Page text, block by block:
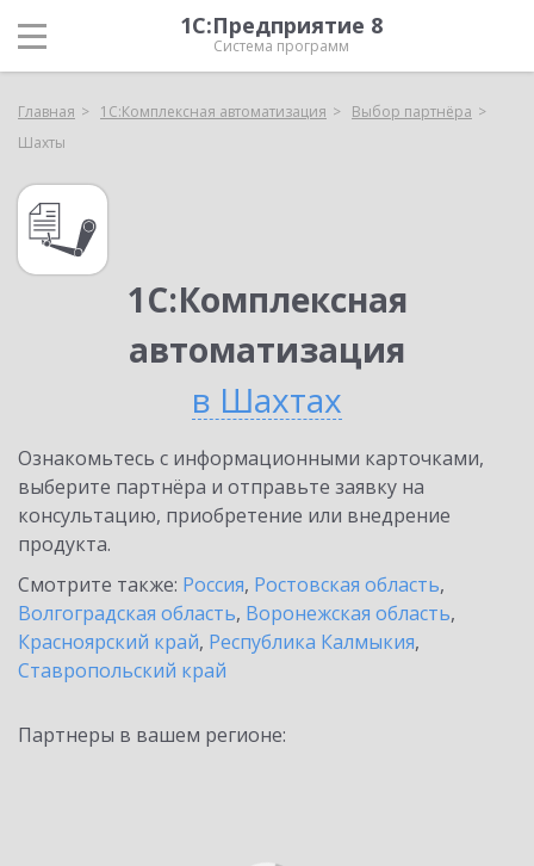
1С:Предприятие 8
Система программ
Главная 1С:Комплексная автоматизация
Выбор партнёра
Шахты
1С:Комплексная
автоматизация
в Шахтах
Ознакомьтесь с информационными карточками,
выберите партнёра и отправьте заявку на
консультацию, приобретение или внедрение
продукта.
Смотрите также: Россия, Ростовская область,
Волгоградская область, Воронежская область,
Красноярский край, Республика Калмыкия,
Ставропольский край
Партнеры в вашем регионе: